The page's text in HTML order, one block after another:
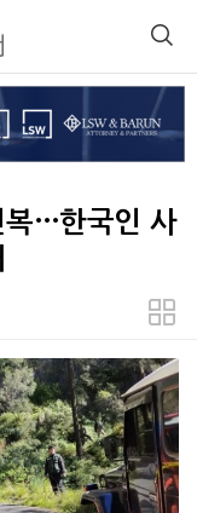
복…한국인 사